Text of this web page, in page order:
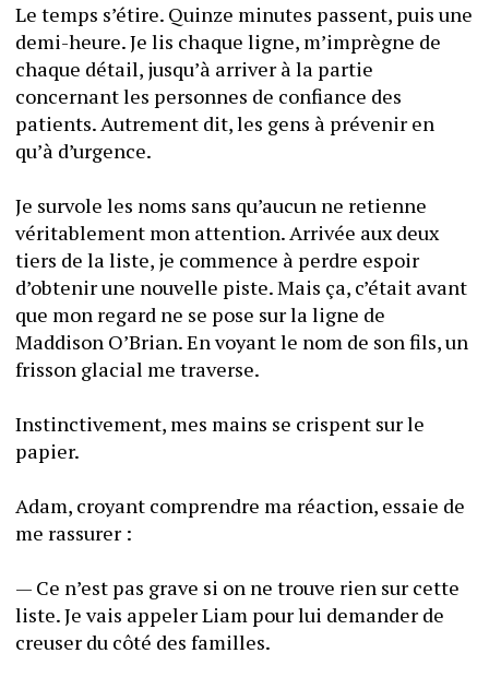
Le temps s’étire. Quinze minutes passent, puis une
demi-heure. Je lis chaque ligne, m’imprègne de
chaque détail, jusqu’à arriver à la partie
concernant les personnes de confiance des
patients. Autrement dit, les gens à prévenir en
Je survole les noms sans qu’aucun ne retienne
véritablement mon attention. Arrivée aux deux
tiers de la liste, je commence à perdre espoir
d’obtenir une nouvelle piste. Mais ça, c’était avant
que mon regard ne se pose sur la ligne de
Maddison O’Brian. En voyant le nom de son fils, un
Instinctivement, mes mains se crispent sur le
Adam, croyant comprendre ma réaction, essaie de
— Ce n’est pas grave si on ne trouve rien sur cette
liste. Je vais appeler Liam pour lui demander de